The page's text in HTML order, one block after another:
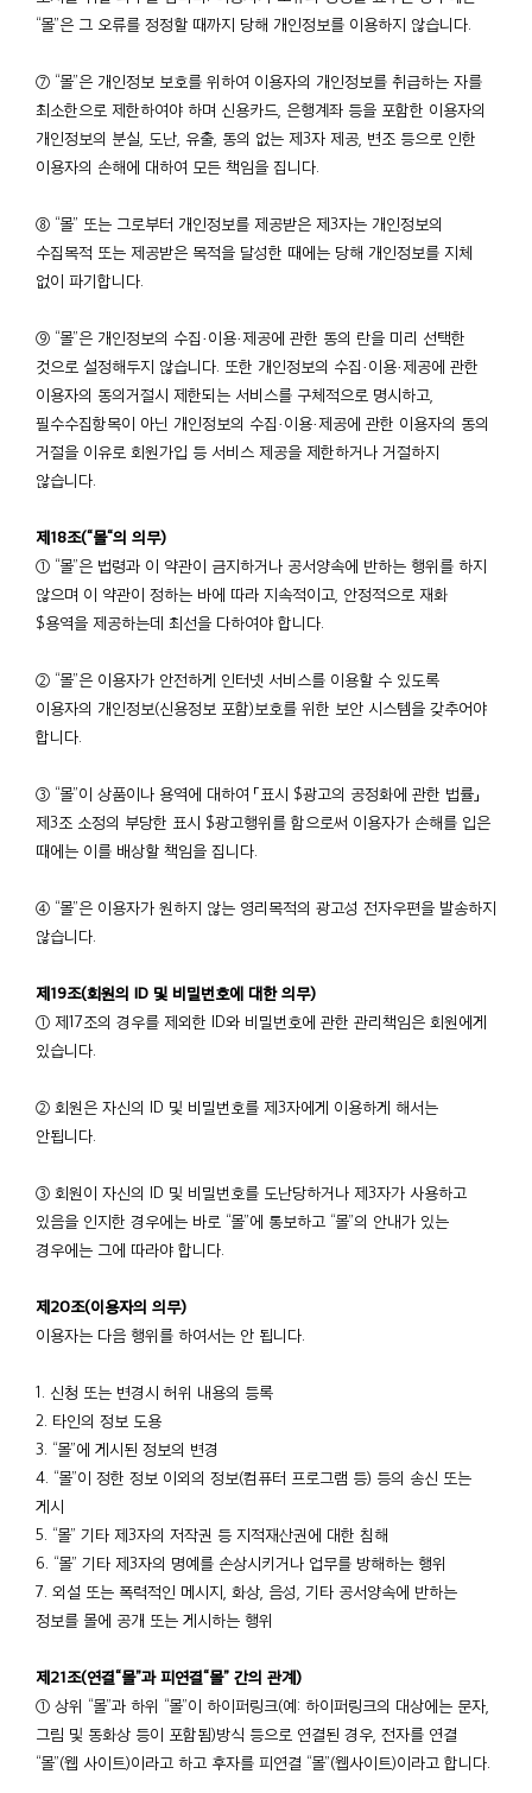
“몰”은 그 오류를 정정할 때까지 당해 개인정보를 이용하지 않습니다.
⑦ “몰”은 개인정보 보호를 위하여 이용자의 개인정보를 취급하는 자를
최소한으로 제한하여야 하며 신용카드, 은행계좌 등을 포함한 이용자의
개인정보의 분실, 도난, 유출, 동의 없는 제3자 제공, 변조 등으로 인한
이용자의 손해에 대하여 모든 책임을 집니다.
⑧ “몰” 또는 그로부터 개인정보를 제공받은 제3자는 개인정보의
수집목적 또는 제공받은 목적을 달성한 때에는 당해 개인정보를 지체
없이 파기합니다.
⑨ “몰”은 개인정보의 수집·이용·제공에 관한 동의 란을 미리 선택한
것으로 설정해두지 않습니다. 또한 개인정보의 수집·이용·제공에 관한
이용자의 동의거절시 제한되는 서비스를 구체적으로 명시하고,
필수수집항목이 아닌 개인정보의 수집·이용·제공에 관한 이용자의 동의
거절을 이유로 회원가입 등 서비스 제공을 제한하거나 거절하지
않습니다.
제18조(“몰“의 의무)
① “몰”은 법령과 이 약관이 금지하거나 공서양속에 반하는 행위를 하지
않으며 이 약관이 정하는 바에 따라 지속적이고, 안정적으로 재화
$용역을 제공하는데 최선을 다하여야 합니다.
② “몰”은 이용자가 안전하게 인터넷 서비스를 이용할 수 있도록
이용자의 개인정보(신용정보 포함)보호를 위한 보안 시스템을 갖추어야
합니다.
③ “몰”이 상품이나 용역에 대하여 「표시 $광고의 공정화에 관한 법률」
제3조 소정의 부당한 표시 $광고행위를 함으로써 이용자가 손해를 입은
때에는 이를 배상할 책임을 집니다.
④ “몰”은 이용자가 원하지 않는 영리목적의 광고성 전자우편을 발송하지
않습니다.
제19조(회원의 ID 및 비밀번호에 대한 의무)
① 제17조의 경우를 제외한 ID와 비밀번호에 관한 관리책임은 회원에게
있습니다.
② 회원은 자신의 ID 및 비밀번호를 제3자에게 이용하게 해서는
안됩니다.
③ 회원이 자신의 ID 및 비밀번호를 도난당하거나 제3자가 사용하고
있음을 인지한 경우에는 바로 “몰”에 통보하고 “몰”의 안내가 있는
경우에는 그에 따라야 합니다.
제20조(이용자의 의무)
이용자는 다음 행위를 하여서는 안 됩니다.
1. 신청 또는 변경시 허위 내용의 등록
2. 타인의 정보 도용
3. “몰”에 게시된 정보의 변경
4. “몰”이 정한 정보 이외의 정보(컴퓨터 프로그램 등) 등의 송신 또는
게시
5. “몰” 기타 제3자의 저작권 등 지적재산권에 대한 침해
6. “몰” 기타 제3자의 명예를 손상시키거나 업무를 방해하는 행위
7. 외설 또는 폭력적인 메시지, 화상, 음성, 기타 공서양속에 반하는
정보를 몰에 공개 또는 게시하는 행위
제21조(연결“몰”과 피연결“몰” 간의 관계)
① 상위 “몰”과 하위 “몰”이 하이퍼링크(예: 하이퍼링크의 대상에는 문자,
그림 및 동화상 등이 포함됨)방식 등으로 연결된 경우, 전자를 연결
“몰”(웹 사이트)이라고 하고 후자를 피연결 “몰”(웹사이트)이라고 합니다.